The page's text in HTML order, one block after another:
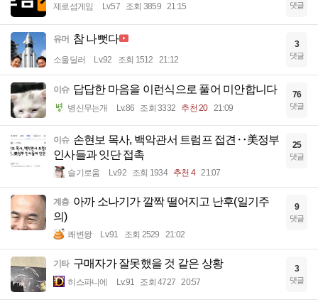
제로섬게임 Lv.57 조회 3859 21:15 댓글
유머 참 나뻣다
소울딜러 Lv.92 조회 1512 21:12
3
댓글
이슈 답답한 마음을 이런식으로 풀어 미안합니다
병신무는개 Lv.86 조회 3332 추천 20 21:09
76
댓글
이슈 손현보 목사, 백악관서 트럼프 접견‥美정부
인사들과 잇단 접촉
슬기로움 Lv.92 조회 1934 추천 4 21:07
25
댓글
계층 아까 소나기가 깔짝 떨어지고 난후(일기주
의)
쾌변왕 Lv.91 조회 2529 21:02
9
댓글
기타 구매자가 잘못했을 것 같은 상황
히스파니에 Lv.91 조회 4727 20:57
3
댓글